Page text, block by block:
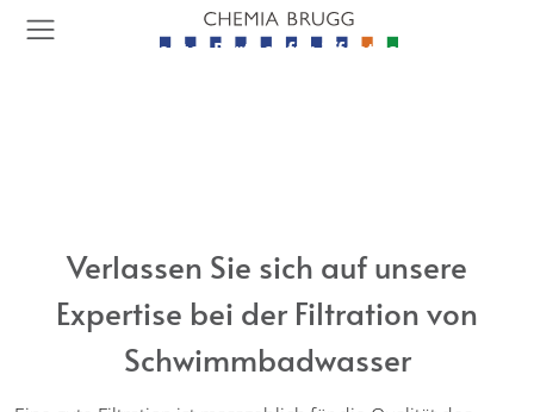
Links
Navigation
Kopfbereich
Logo
Menu Filtration
Als kompetenter Partner für öffentliche
Verlassen Sie sich auf unsere
Expertise bei der Filtration von
Schwimmbadwasser